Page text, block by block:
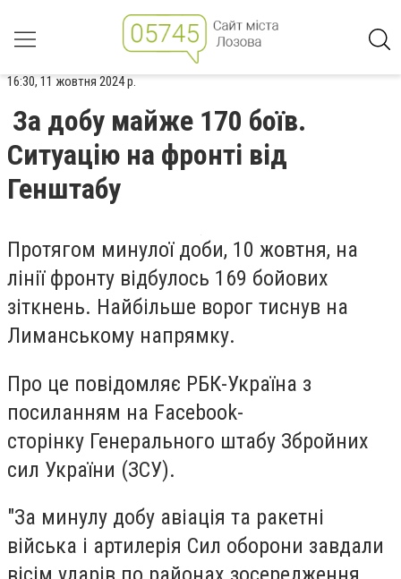
16:30, 11 жовтня 2024 р.
За добу майже 170 боїв.
Ситуацію на фронті від
Генштабу
Протягом минулої доби, 10 жовтня, на
лінії фронту відбулось 169 бойових
зіткнень. Найбільше ворог тиснув на
Лиманському напрямку.
Про це повідомляє РБК-Україна з
посиланням на Facebook-
сторінку Генерального штабу Збройних
сил України (ЗСУ).
"За минулу добу авіація та ракетні
війська і артилерія Сил оборони завдали